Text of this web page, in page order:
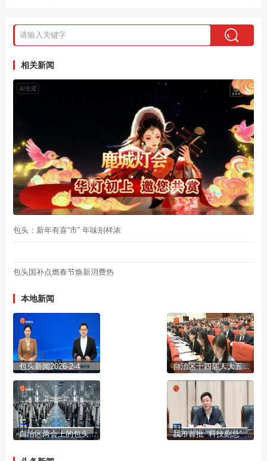
相关新闻
包头：新年有喜“市” 年味别样浓
包头国补点燃春节焕新消费热
本地新闻
包头新闻2026-2-4 自治区十四届人大五次会议开幕
自治区两会上的包头声音 我市首批 “科技副总” “产业教授”进行成果展示